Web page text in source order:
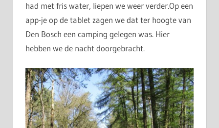
had met fris water, liepen we weer verder.Op een
app-je op de tablet zagen we dat ter hoogte van
Den Bosch een camping gelegen was. Hier
hebben we de nacht doorgebracht.